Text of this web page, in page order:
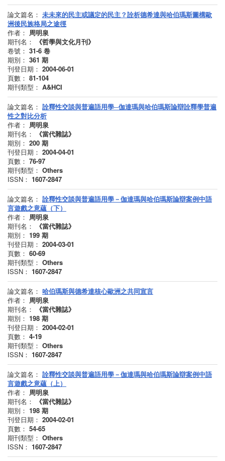
論文篇名： 未未來的民主或議定的民主？詮析德希達與哈伯瑪斯圖構歐
洲後民族格局之途徑
作者： 周明泉
期刊名：
《哲學與文化月刊》
卷號： 31-6 卷
期別： 361 期
刊登日期： 2004-06-01
頁數： 81-104
期刊類型： A&HCI
論文篇名： 詮釋性交談與普遍語用學─伽達瑪與哈伯瑪斯論辯詮釋學普遍
性之對比分析
作者： 周明泉
期刊名：
《當代雜誌》
期別： 200 期
刊登日期： 2004-04-01
頁數： 76-97
期刊類型： Others
ISSN： 1607-2847
論文篇名： 詮釋性交談與普遍語用學－伽達瑪與哈伯瑪斯論辯案例中語
言遊戲之意蘊（下）
作者： 周明泉
期刊名：
《當代雜誌》
期別： 199 期
刊登日期： 2004-03-01
頁數： 60-69
期刊類型： Others
ISSN： 1607-2847
論文篇名： 哈伯瑪斯與德希達核心歐洲之共同宣言
作者： 周明泉
期刊名：
《當代雜誌》
期別： 198 期
刊登日期： 2004-02-01
頁數： 4-19
期刊類型： Others
ISSN： 1607-2847
論文篇名： 詮釋性交談與普遍語用學－伽達瑪與哈伯瑪斯論辯案例中語
言遊戲之意蘊（上）
作者： 周明泉
期刊名：
《當代雜誌》
期別： 198 期
刊登日期： 2004-02-01
頁數： 54-65
期刊類型： Others
ISSN： 1607-2847